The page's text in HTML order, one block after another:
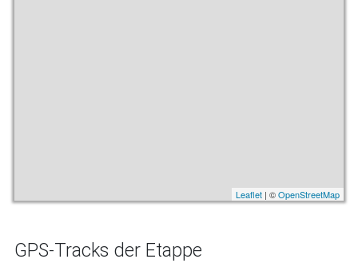
Leaflet | ©OpenStreetMap
GPS-Tracks der Etappe